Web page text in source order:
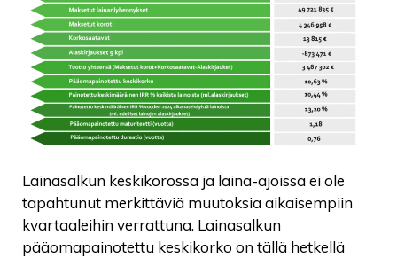
Lainasalkun keskikorossa ja laina-ajoissa ei ole
tapahtunut merkittäviä muutoksia aikaisempiin
kvartaaleihin verrattuna. Lainasalkun
pääomapainotettu keskikorko on tällä hetkellä